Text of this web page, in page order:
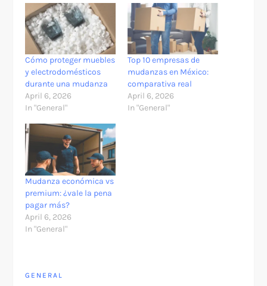
Cómo proteger muebles
y electrodomésticos
durante una mudanza
April 6, 2026
In "General"
Top 10 empresas de
mudanzas en México:
comparativa real
April 6, 2026
In "General"
Mudanza económica vs
premium: ¿vale la pena
pagar más?
April 6, 2026
In "General"
GENERAL